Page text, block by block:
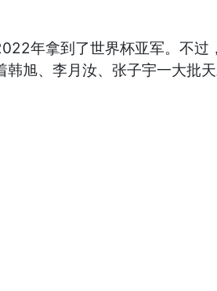
年拿到了世界杯亚军。不过
旭、李月汝、张子宇一大批